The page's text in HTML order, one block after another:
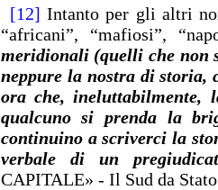
[12] Intanto per gli altri
“africani”, “mafiosi”,
meridionali (quelli che non
neppure la nostra di storia,
ora che, ineluttabilmente,
qualcuno si prenda la
continuino a scriverci la
verbale di un
CAPITALE» - Il Sud da